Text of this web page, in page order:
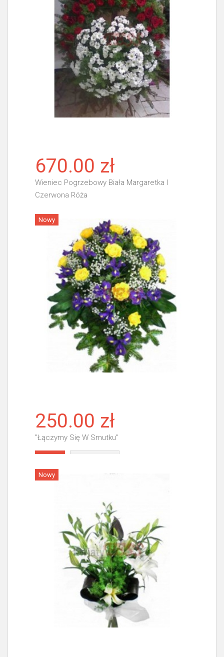
670.00 zł
Wieniec Pogrzebowy Biała Margaretka I
Czerwona Róża
Więcej
Nowy
250.00 zł
"Łączymy Się W Smutku"
Nowy